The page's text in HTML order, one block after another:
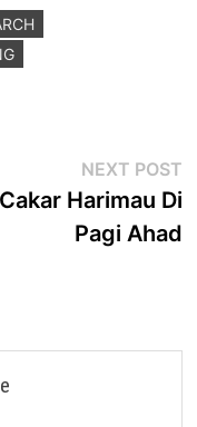
NEXT POST
Cakar Harimau Di
Pagi Ahad